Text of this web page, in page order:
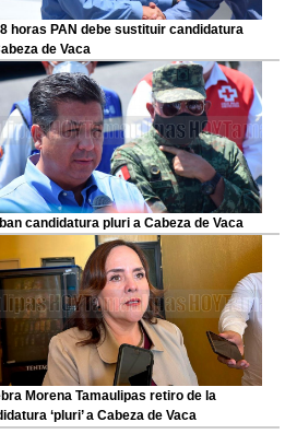
horas PAN debe sustituir candidatura
de Vaca
candidatura pluri a Cabeza de Vaca
Morena Tamaulipas retiro de la
‘pluri’ a Cabeza de Vaca